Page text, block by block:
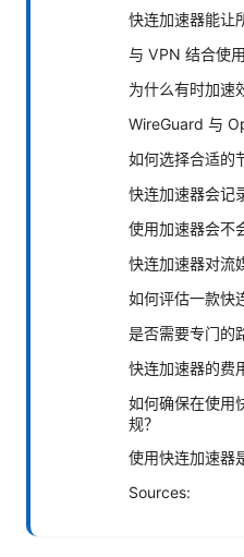
快连加速器能让
与 VPN 结合使
为什么有时加速
WireGuard 与
如何选择合适的
快连加速器会记
使用加速器会不
快连加速器对流
如何评估一款快
是否需要专门的
快连加速器的费
如何确保在使用
规？
使用快连加速器
Sources: